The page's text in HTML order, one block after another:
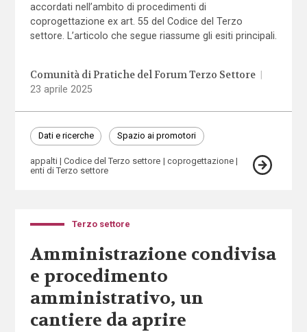
accordati nell’ambito di procedimenti di
coprogettazione ex art. 55 del Codice del Terzo
settore. L’articolo che segue riassume gli esiti principali.
Comunità di Pratiche del Forum Terzo Settore |
23 aprile 2025
Dati e ricerche Spazio ai promotori
appalti Codice del Terzo settore
coprogettazione
enti di Terzo settore
Terzo settore
Amministrazione condivisa
e procedimento
amministrativo, un
cantiere da aprire